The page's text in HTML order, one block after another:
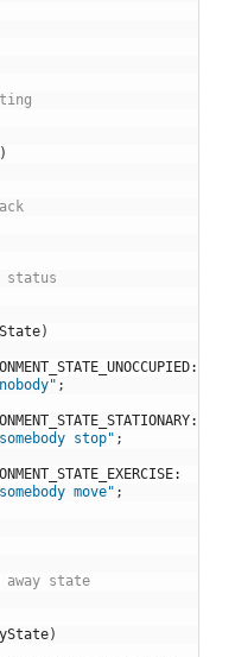
)
status
)
:
;
:
stop" ;
:
move" ;
away state
)